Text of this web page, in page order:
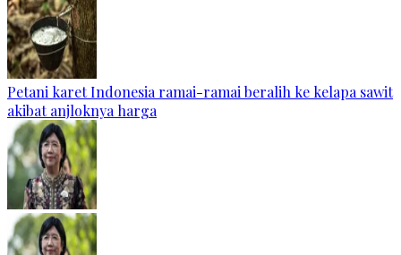
Petani karet Indonesia ramai-ramai beralih ke kelapa sawit
akibat anjloknya harga